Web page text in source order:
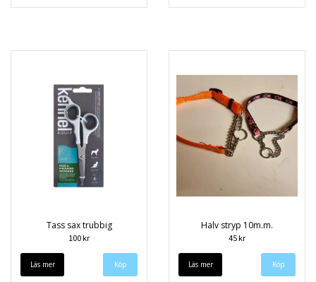
Tass sax trubbig
100 kr
Läs mer
Halv stryp 10m.m.
45 kr
Läs mer Köp